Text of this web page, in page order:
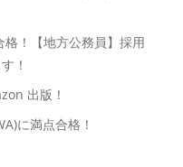
格！【地方公務員】採用
！
出版！
に満点合格！